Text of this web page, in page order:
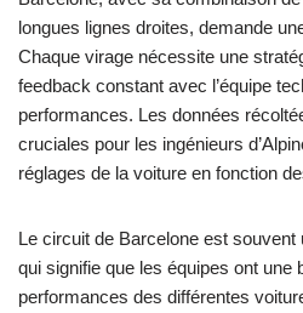
longues lignes droites, demande
Chaque virage nécessite une
feedback constant avec l’équipe
performances. Les données
cruciales pour les ingénieurs
réglages de la voiture en fonction
Le circuit de Barcelone est
qui signifie que les équipes ont une
performances des différentes